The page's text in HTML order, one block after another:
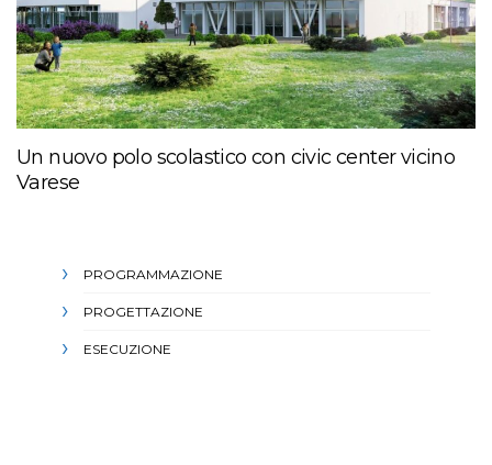
Un nuovo polo scolastico con civic center vicino
Varese
PROGRAMMAZIONE
PROGETTAZIONE
ESECUZIONE